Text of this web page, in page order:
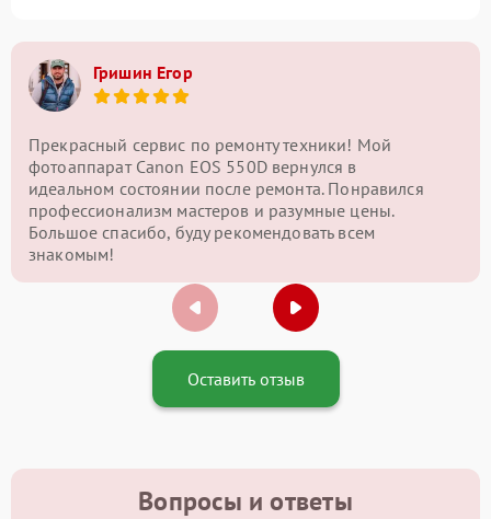
Гришин Егор
Прекрасный сервис по ремонту техники! Мой
фотоаппарат Canon EOS 550D вернулся в
идеальном состоянии после ремонта. Понравился
профессионализм мастеров и разумные цены.
Большое спасибо, буду рекомендовать всем
знакомым!
Оставить отзыв
Вопросы и ответы